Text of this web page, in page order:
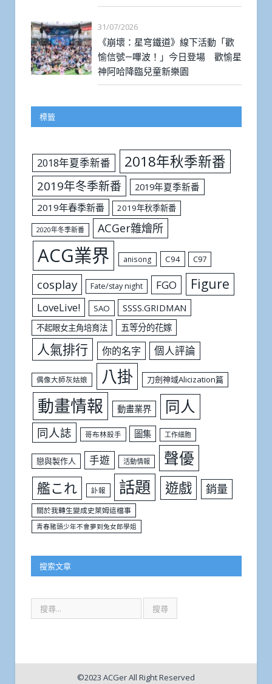
31/07/2026
《崩壞：星穹鐵道》線下活動「歡
愉信號—嗶波！」今日登場 歡愉星
神阿哈降臨兒童新樂園
標籤
2018年夏季新番 2018年秋季新番
2019年冬季新番
2019年夏季新番
2019年春季新番
2019年秋季新番
2020年冬季新番 ACGer雜燴所
ACG業界 anisong C94 C97
cosplay Fate/stay night FGO Figure
LoveLive! SAO SSSS.GRIDMAN
不起眼女主角培育法 五等分的花嫁
人氣排行 你的名字 個人評論
偶像大師灰姑娘 八掛 刀劍神域Alicization篇
動畫情報 動畫業界 同人
同人誌 哥布林殺手 圖集 工作細胞
戀與製作人 手遊 活動情報 聲優
艦これ 訃報 話題 遊戲 銷量
關於我轉生變成史萊姆這檔事
青春豬頭少年不會夢到兔女郎學姐
搜索文章
©2023 ACGer All Right Reserved